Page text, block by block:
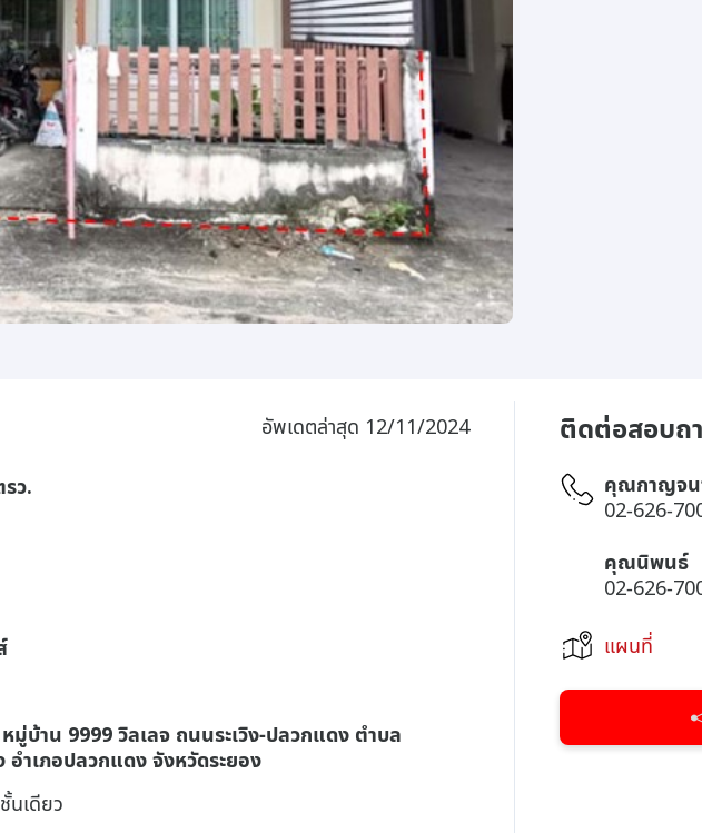
อัพเดตล่าสุด 12/11/2024
ว.
มู่บ้าน 9999 วิลเลจ ถนนระเวิง-ปลวกแดง ตำบล
อำเภอปลวกแดง จังหวัดระยอง
นเดียว
ติดต่อสอบถ
คุณกาญจน
02-626-
คุณนิพนธ์
02-626-
แผนที่